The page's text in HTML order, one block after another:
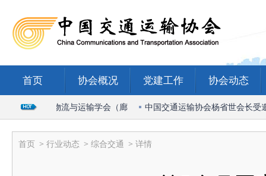
首页 协会概况 党建工作 协会动态
2026国际物流与运输学会（廊 中国交通运输协会杨省世会长受邀
首页 > 行业动态 > 综合交通 > 详情